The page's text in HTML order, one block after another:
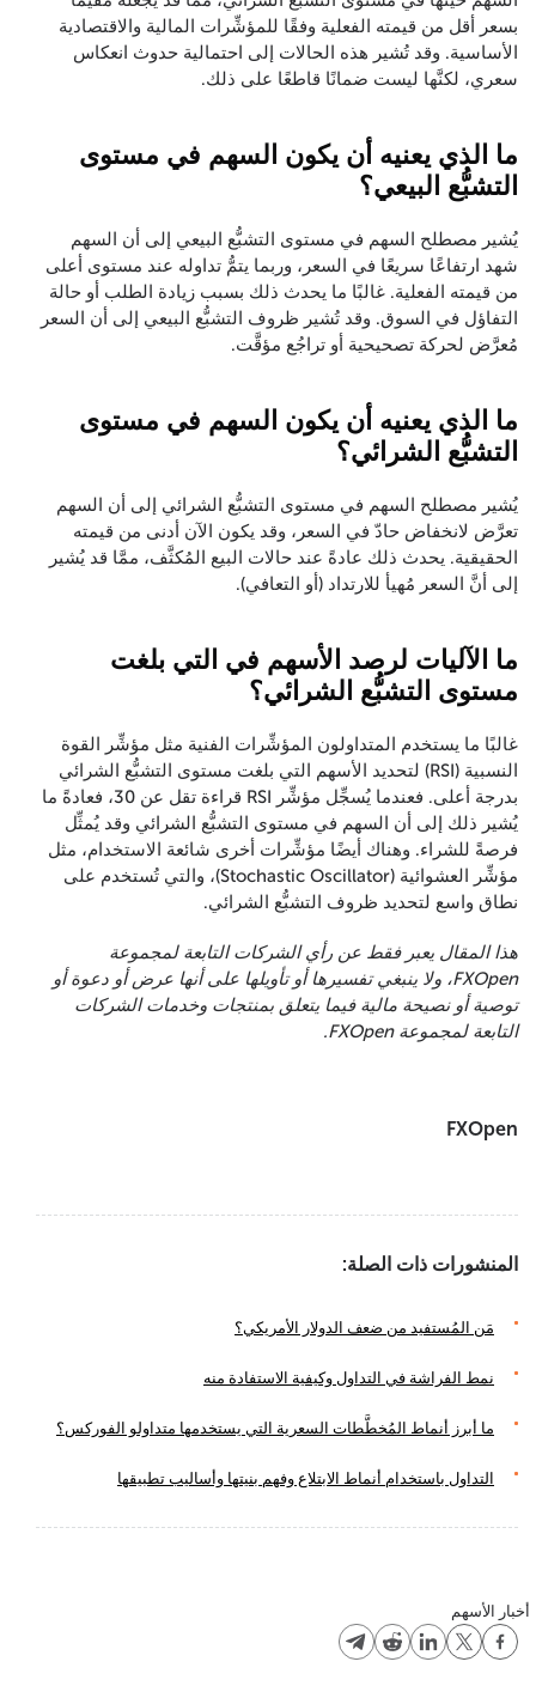
بسعر أقل من قيمته الفعلية وفقًا للمؤشِّرات المالية والاقتصادية
الأساسية. وقد تُشير هذه الحالات إلى احتمالية حدوث انعكاس
سعري، لكنَّها ليست ضمانًا قاطعًا على ذلك.
ما الذي يعنيه أن يكون السهم في مستوى
التشبُّع البيعي؟
يُشير مصطلح السهم في مستوى التشبُّع البيعي إلى أن السهم
شهد ارتفاعًا سريعًا في السعر، وربما يتمُّ تداوله عند مستوى أعلى
من قيمته الفعلية. غالبًا ما يحدث ذلك بسبب زيادة الطلب أو حالة
التفاؤل في السوق. وقد تُشير ظروف التشبُّع البيعي إلى أن السعر
مُعرَّض لحركة تصحيحية أو تراجُع مؤقَّت.
ما الذي يعنيه أن يكون السهم في مستوى
التشبُّع الشرائي؟
يُشير مصطلح السهم في مستوى التشبُّع الشرائي إلى أن السهم
تعرَّض لانخفاض حادّ في السعر، وقد يكون الآن أدنى من قيمته
الحقيقية. يحدث ذلك عادةً عند حالات البيع المُكثَّف، ممَّا قد يُشير
إلى أنَّ السعر مُهيأ للارتداد (أو التعافي).
ما الآليات لرصد الأسهم في التي بلغت
مستوى التشبُّع الشرائي؟
غالبًا ما يستخدم المتداولون المؤشِّرات الفنية مثل مؤشِّر القوة
النسبية (RSI) لتحديد الأسهم التي بلغت مستوى التشبُّع الشرائي
بدرجة أعلى. فعندما يُسجِّل مؤشِّر RSI قراءة تقل عن 30، فعادةً ما
يُشير ذلك إلى أن السهم في مستوى التشبُّع الشرائي وقد يُمثِّل
فرصةً للشراء. وهناك أيضًا مؤشِّرات أخرى شائعة الاستخدام، مثل
مؤشِّر العشوائية (Stochastic Oscillator)، والتي تُستخدم على
نطاق واسع لتحديد ظروف التشبُّع الشرائي.
هذا المقال يعبر فقط عن رأي الشركات التابعة لمجموعة
FXOpen، ولا ينبغي تفسيرها أو تأويلها على أنها عرض أو دعوة أو
توصية أو نصيحة مالية فيما يتعلق بمنتجات وخدمات الشركات
التابعة لمجموعة FXOpen.
FXOpen
المنشورات ذات الصلة:
مَن المُستفيد من ضعف الدولار الأمريكي؟
نمط الفراشة في التداول وكيفية الاستفادة منه
ما أبرز أنماط المُخطَّطات السعرية التي يستخدمها متداولو الفوركس؟
التداول باستخدام أنماط الابتلاع وفهم بنيتها وأساليب تطبيقها
أخبار الأسهم